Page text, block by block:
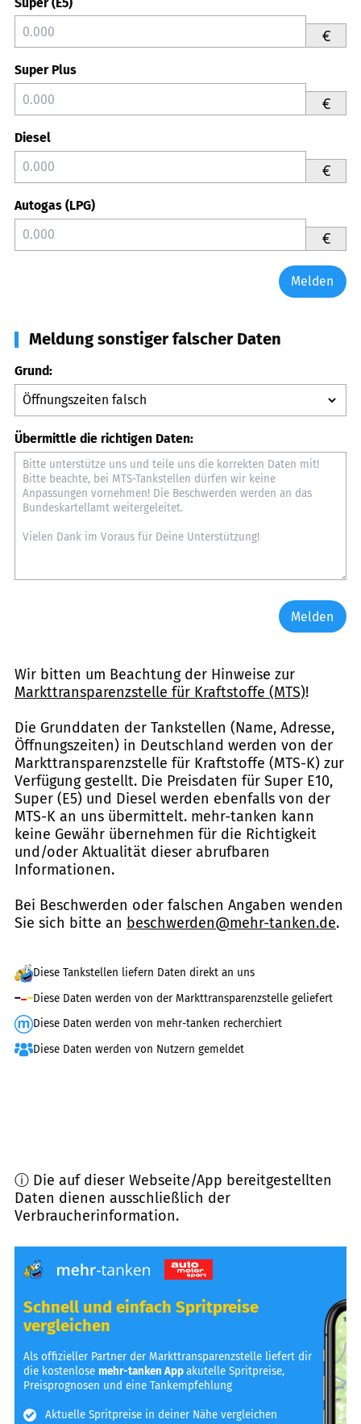
€
Super Plus
€
Diesel
€
Autogas (LPG)
€
Melden
Meldung sonstiger falscher Daten
Grund:
Übermittle die richtigen Daten:
Melden
Wir bitten um Beachtung der Hinweise zur
Markttransparenzstelle für Kraftstoffe (MTS)!
Die Grunddaten der Tankstellen (Name, Adresse,
Öffnungszeiten) in Deutschland werden von der
Markttransparenzstelle für Kraftstoffe (MTS-K) zur
Verfügung gestellt. Die Preisdaten für Super E10,
Super (E5) und Diesel werden ebenfalls von der
MTS-K an uns übermittelt. mehr-tanken kann
keine Gewähr übernehmen für die Richtigkeit
und/oder Aktualität dieser abrufbaren
Informationen.
Bei Beschwerden oder falschen Angaben wenden
Sie sich bitte an beschwerden@mehr-tanken.de.
Diese Tankstellen liefern Daten direkt an uns
Diese Daten werden von der Markttransparenzstelle geliefert
Diese Daten werden von mehr-tanken recherchiert
Diese Daten werden von Nutzern gemeldet
ⓘ Die auf dieser Webseite/App bereitgestellten
Daten dienen ausschließlich der
Verbraucherinformation.
Schnell und einfach Spritpreise
vergleichen
Als offizieller Partner der Markttransparenzstelle liefert dir
die kostenlosemehr-tanken Appakutelle Spritpreise,
Preisprognosen und eine Tankempfehlung
Aktuelle Spritpreise in deiner Nähe vergleichen